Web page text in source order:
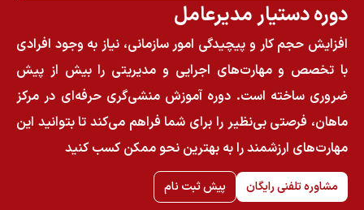
دوره دستیار مدیرعامل
افزایش حجم کار و پیچیدگی امور سازمانی، نیاز به وجود افرادی
با تخصص و مهارت‌های اجرایی و مدیریتی را بیش از پیش
ضروری ساخته است. دوره آموزش منشی‌گری حرفه‌ای در مرکز
ماهان، فرصتی بی‌نظیر را برای شما فراهم می‌کند تا بتوانید این
مهارت‌های ارزشمند را به بهترین نحو ممکن کسب کنید
مشاوره تلفنی رایگان پیش ثبت نام